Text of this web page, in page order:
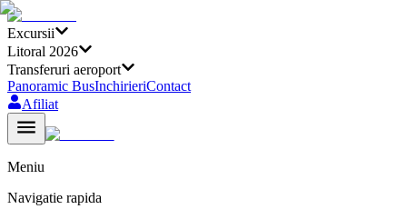
Excursii
Litoral 2026
Transferuri aeroport
Panoramic BusInchirieriContact
Afiliat
Meniu
Navigatie rapida